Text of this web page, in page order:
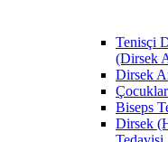
Tenisçi
(Dirsek
Dirsek
Biseps
Dirsek